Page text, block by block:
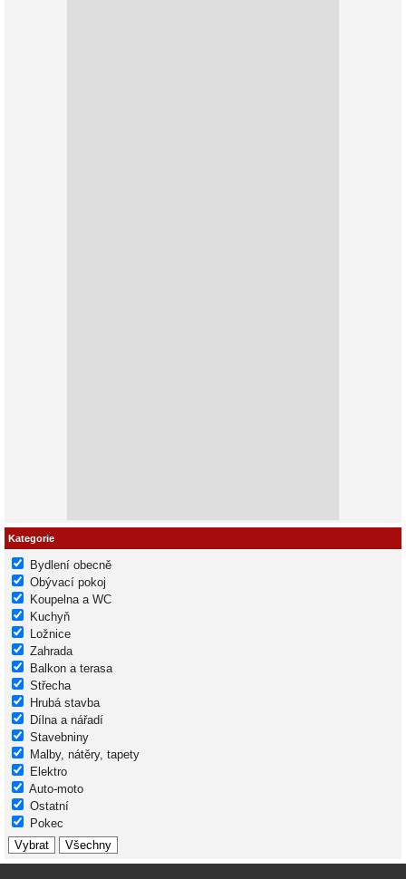
Kategorie
Bydlení obecně
Obývací pokoj
Koupelna a WC
Kuchyň
Ložnice
Zahrada
Balkon a terasa
Střecha
Hrubá stavba
Dílna a nářadí
Stavebniny
Malby, nátěry, tapety
Elektro
Auto-moto
Ostatní
Pokec